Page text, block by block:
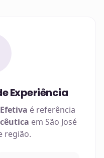
Experiência
é referência
em São José
região.